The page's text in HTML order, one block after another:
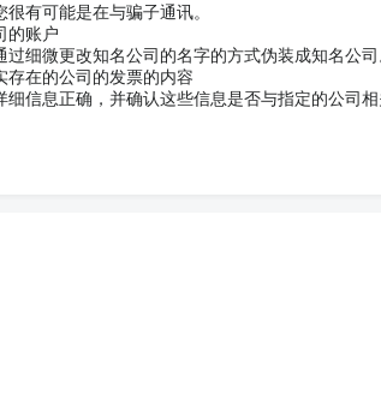
有可能是在与骗子通讯。
的账户
细微更改知名公司的名字的方式伪装成知名公
存在的公司的发票的内容
信息正确，并确认这些信息是否与指定的公司相